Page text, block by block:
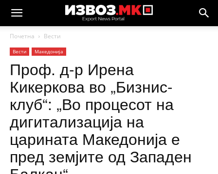
Почетна Вести
Вести Македонија
Проф. д-р Ирена
Кикеркова во „Бизнис-
клуб“: „Во процесот на
дигитализација на
царината Македонија е
пред земјите од Западен